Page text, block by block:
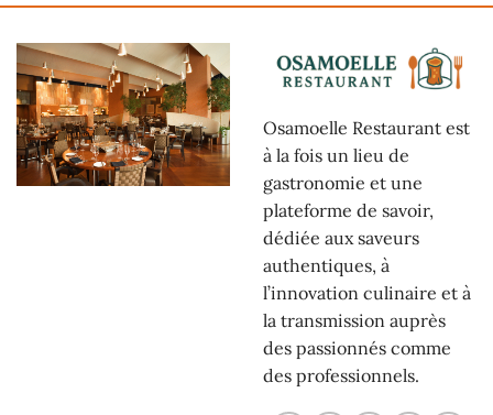
Osamoelle Restaurant est
à la fois un lieu de
gastronomie et une
plateforme de savoir,
dédiée aux saveurs
authentiques, à
l’innovation culinaire et à
la transmission auprès
des passionnés comme
des professionnels.